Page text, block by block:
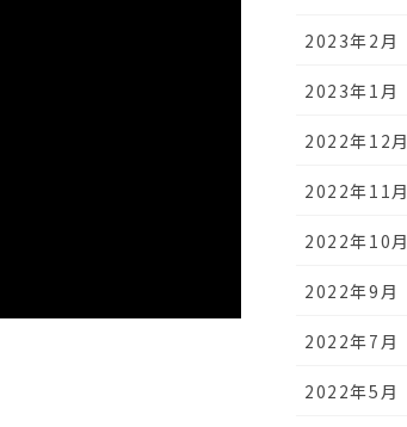
2023年2月
2023年1月
2022年12月
2022年11月
2022年10月
2022年9月
2022年7月
2022年5月